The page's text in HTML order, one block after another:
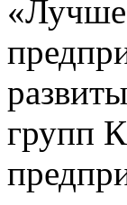
групп